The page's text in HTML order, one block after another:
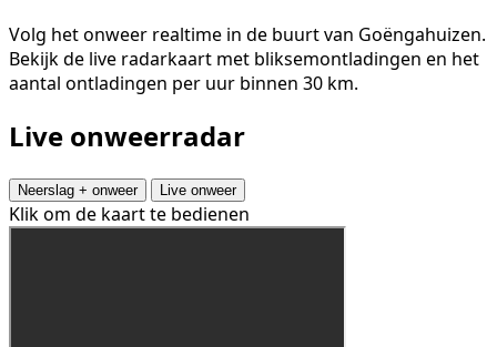
Volg het onweer realtime in de buurt van Goëngahuizen.
Bekijk de live radarkaart met bliksemontladingen en het
aantal ontladingen per uur binnen 30 km.
Live onweerradar
Neerslag + onweer Live onweer
Klik om de kaart te bedienen